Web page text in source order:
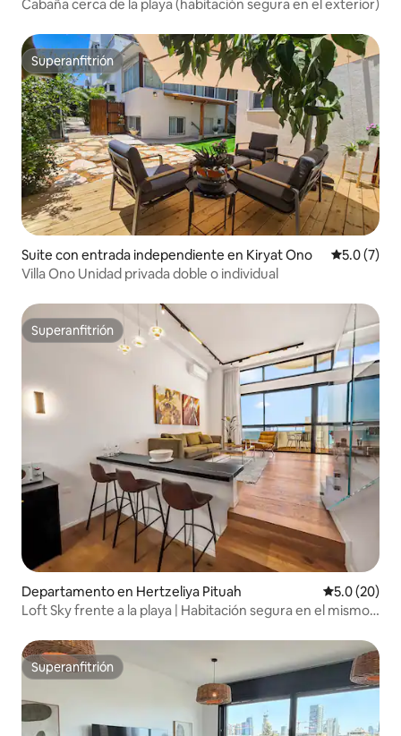
Cabaña cerca de la playa (habitación segura en el exterior)
Superanfitrión
Superanfitrión
Suite con entrada independiente en Kiryat Ono
5.0 (7)
Villa Ono Unidad privada doble o individual
Superanfitrión
Superanfitrión
Departamento en Hertzeliya Pituah Calificación
5.0 (20)
Loft Sky frente a la playa | Habitación segura en el mismo
Superanfitrión
Superanfitrión